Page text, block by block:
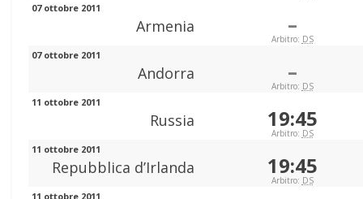
07 ottobre 2011
Armenia –
Arbitro: DS
07 ottobre 2011
Andorra –
Arbitro: DS
11 ottobre 2011
Russia 19:45
Arbitro: DS
11 ottobre 2011
Repubblica d’Irlanda 19:45
Arbitro: DS
11 ottobre 2011